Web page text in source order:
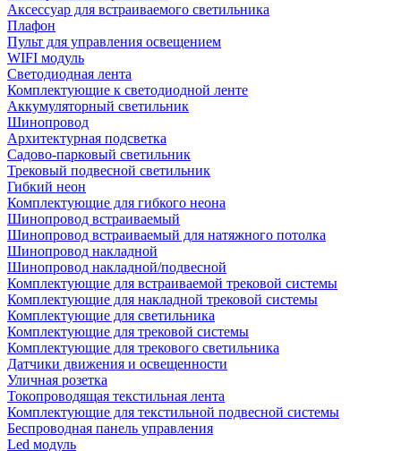
Аксессуар для встраиваемого светильника
Плафон
Пульт для управления освещением
WIFI модуль
Светодиодная лента
Комплектующие к светодиодной ленте
Аккумуляторный светильник
Шинопровод
Архитектурная подсветка
Садово-парковый светильник
Трековый подвесной светильник
Гибкий неон
Комплектующие для гибкого неона
Шинопровод встраиваемый
Шинопровод встраиваемый для натяжного потолка
Шинопровод накладной
Шинопровод накладной/подвесной
Комплектующие для встраиваемой трековой системы
Комплектующие для накладной трековой системы
Комплектующие для светильника
Комплектующие для трековой системы
Комплектующие для трекового светильника
Датчики движения и освещенности
Уличная розетка
Токопроводящая текстильная лента
Комплектующие для текстильной подвесной системы
Беспроводная панель управления
Led модуль